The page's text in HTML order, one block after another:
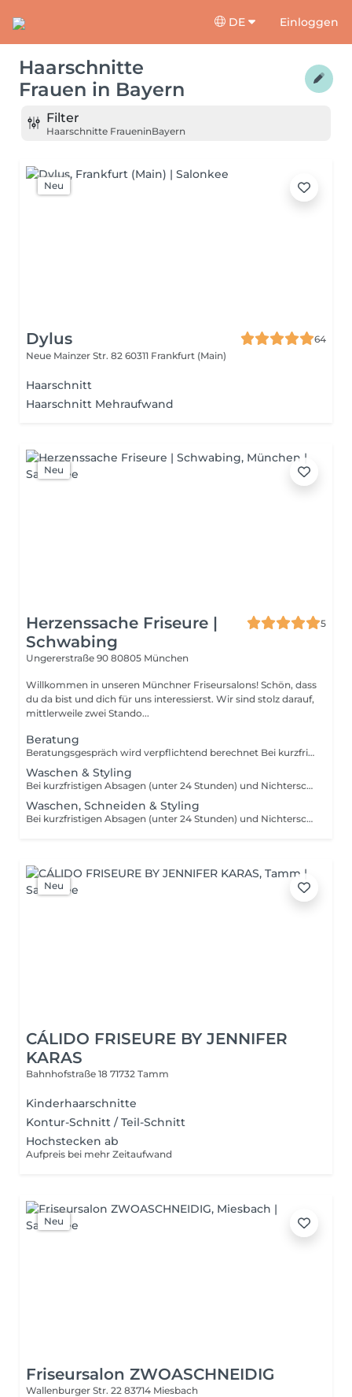
DE Einloggen
Haarschnitte
Frauen in Bayern
Filter
Haarschnitte FraueninBayern
Neu
Dylus
64
Neue Mainzer Str. 82 60311 Frankfurt (Main)
Haarschnitt
Haarschnitt Mehraufwand
Neu
Herzenssache Friseure |
Schwabing
5
Ungererstraße 90 80805 München
Willkommen in unseren Münchner Friseursalons! Schön, dass
du da bist und dich für uns interessierst. Wir sind stolz darauf,
mittlerweile zwei Stando...
Beratung
Beratungsgespräch wird verpflichtend berechnet Bei kurzfristigen Absagen (unter 24 Stunden) und Nichterscheinen berechnen wir 50% des Dienstleistungspreises.
Waschen & Styling
Bei kurzfristigen Absagen (unter 24 Stunden) und Nichterscheinen berechnen wir 50% des Dienstleistungspreises.
Waschen, Schneiden & Styling
Bei kurzfristigen Absagen (unter 24 Stunden) und Nichterscheinen berechnen wir 50% des Dienstleistungspreises
Neu
CÁLIDO FRISEURE BY JENNIFER
KARAS
Bahnhofstraße 18 71732 Tamm
Kinderhaarschnitte
Kontur-Schnitt / Teil-Schnitt
Hochstecken ab
Aufpreis bei mehr Zeitaufwand
Neu
Friseursalon ZWOASCHNEIDIG
Wallenburger Str. 22 83714 Miesbach